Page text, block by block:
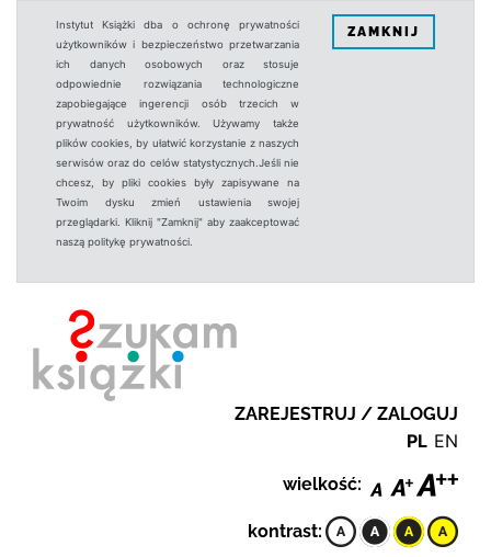
Instytut Książki dba o ochronę prywatności
użytkowników i bezpieczeństwo przetwarzania
ich danych osobowych oraz stosuje
odpowiednie rozwiązania technologiczne
zapobiegające ingerencji osób trzecich w
prywatność użytkowników. Używamy także
plików cookies, by ułatwić korzystanie z naszych
serwisów oraz do celów statystycznych.Jeśli nie
chcesz, by pliki cookies były zapisywane na
Twoim dysku zmień ustawienia swojej
przeglądarki. Kliknij "Zamknij" aby zaakceptować
naszą politykę prywatności.
ZAMKNIJ
ZAREJESTRUJ / ZALOGUJ
PL EN
wielkość:
kontrast: